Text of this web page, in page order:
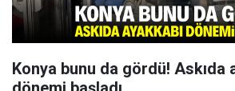
Konya bunu da gördü! Askıda